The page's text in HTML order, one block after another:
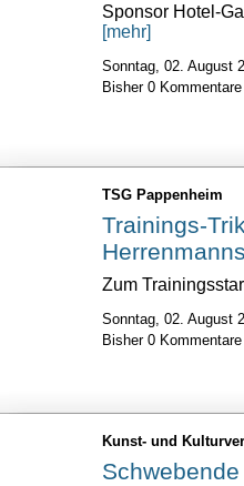
Sponsor Hotel-
[mehr]
Sonntag, 02. August
Bisher 0
TSG Pappenheim
Trainings-
Zum
Sonntag, 02. August
Bisher 0
Kunst- und